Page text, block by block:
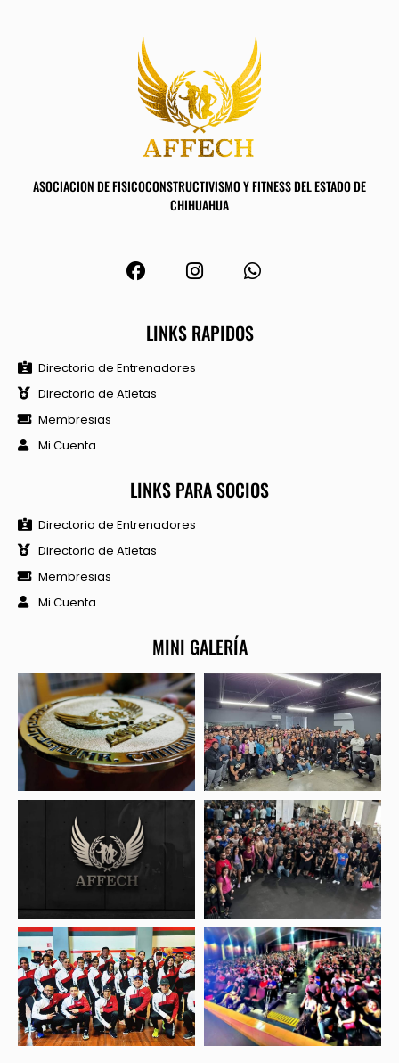
ASOCIACION DE FISICOCONSTRUCTIVISMO Y FITNESS DEL ESTADO DE
CHIHUAHUA
LINKS RAPIDOS
Directorio de Entrenadores
Directorio de Atletas
Membresias
Mi Cuenta
LINKS PARA SOCIOS
Directorio de Entrenadores
Directorio de Atletas
Membresias
Mi Cuenta
MINI GALERÍA